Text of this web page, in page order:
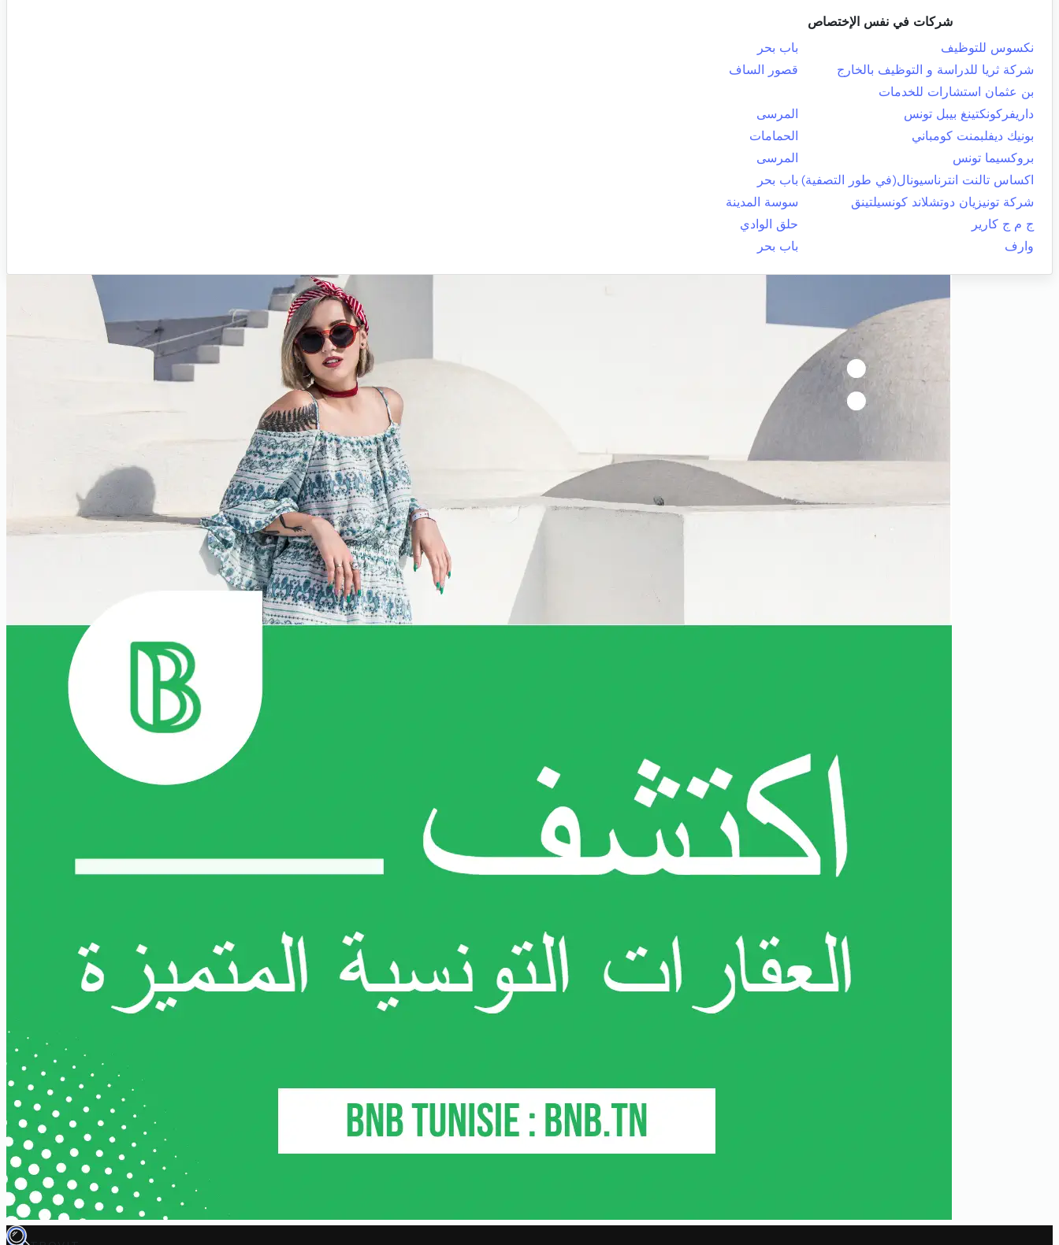
شركات في نفس الإختصاص
نكسوس للتوظيف
باب بحر
شركة ثريا للدراسة و التوظيف بالخارج
قصور الساف
بن عثمان استشارات للخدمات
داريفركونكتينغ بيبل تونس
المرسى
بونيك ديفلبمنت كومباني
الحمامات
بروكسيما تونس
المرسى
اكساس تالنت انترناسيونال(في طور التصفية) باب بحر
شركة تونيزيان دوتشلاند كونسيلتينق
سوسة المدينة
ج م ج كارير
حلق الوادي
وارف
باب بحر